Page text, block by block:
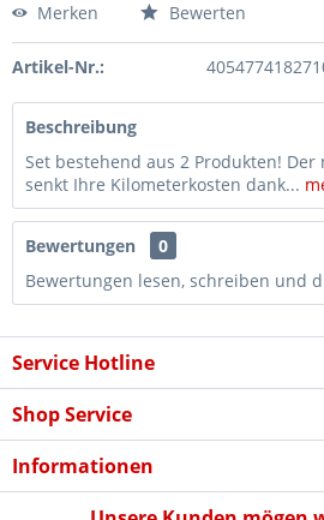
Merken Bewerten
Artikel-Nr.:
Beschreibung
Set bestehend aus 2 Produkten! Der
senkt Ihre Kilometerkosten dank...
Bewertungen
0
Bewertungen lesen, schreiben und
Service Hotline
Shop Service
Informationen